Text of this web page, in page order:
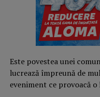
Este povestea unei
lucrează împreună de
eveniment ce provoacă